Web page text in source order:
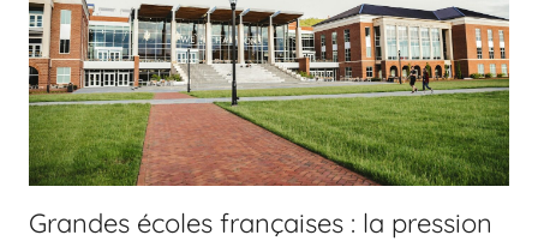
Grandes écoles françaises : la pression